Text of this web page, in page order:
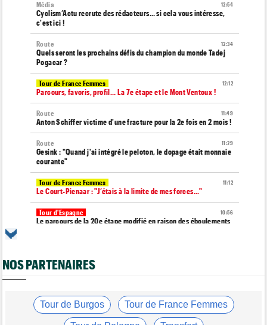
12:54
Média
Cyclism’Actu recrute des rédacteurs… si cela vous intéresse,
c'est ici !
12:34
Route
Quels seront les prochains défis du champion du monde Tadej
Pogacar ?
12:12
Tour de France Femmes
Parcours, favoris, profil… La 7e étape et le Mont Ventoux !
11:49
Route
Anton Schiffer victime d'une fracture pour la 2e fois en 2 mois !
11:29
Route
Gesink : "Quand j'ai intégré le peloton, le dopage était monnaie
courante"
11:12
Tour de France Femmes
Le Court-Pienaar : "J’étais à la limite de mes forces..."
10:56
Tour d'Espagne
Le parcours de la 20e étape modifié en raison des éboulements
United Series"
le 16 août !
NOS PARTENAIRES
Tour de Burgos Tour de France Femmes